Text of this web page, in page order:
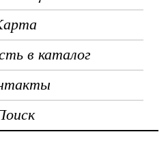
в каталог